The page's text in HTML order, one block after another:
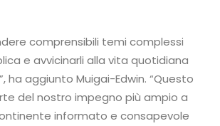
comprensibili temi complessi
e avvicinarli alla vita quotidiana
ha aggiunto Muigai-Edwin. “Questo
del nostro impegno più ampio a
informato e consapevole